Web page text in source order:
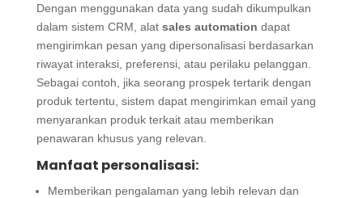
Dengan menggunakan data yang sudah dikumpulkan
dalam sistem CRM, alat sales automation dapat
mengirimkan pesan yang dipersonalisasi berdasarkan
riwayat interaksi, preferensi, atau perilaku pelanggan.
Sebagai contoh, jika seorang prospek tertarik dengan
produk tertentu, sistem dapat mengirimkan email yang
menyarankan produk terkait atau memberikan
penawaran khusus yang relevan.
Manfaat personalisasi:
Memberikan pengalaman yang lebih relevan dan